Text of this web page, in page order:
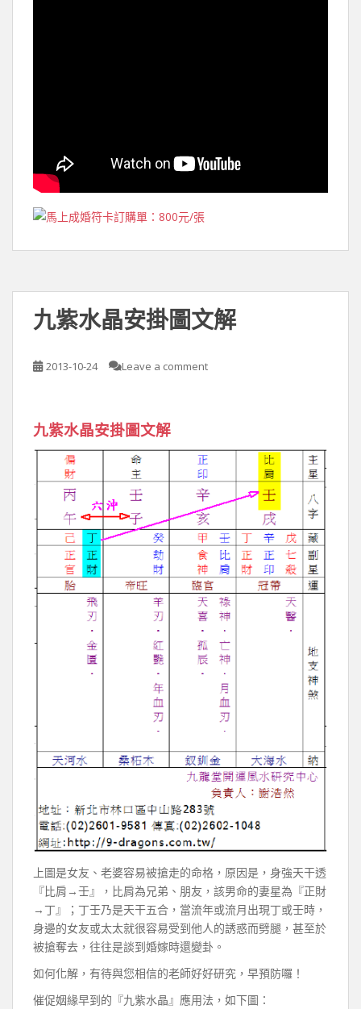
九紫水晶安掛圖文解
2013-10-24 Leave a comment
九紫水晶安掛圖文解
上圖是女友、老婆容易被搶走的命格，原因是，身強天干透
『比肩→壬』，比肩為兄弟、朋友，該男命的妻星為『正財
→丁』；丁壬乃是天干五合，當流年或流月出現丁或壬時，
身邊的女友或太太就很容易受到他人的誘惑而劈腿，甚至於
被搶奪去，往往是談到婚嫁時還變卦。
如何化解，有待與您相信的老師好好研究，早預防囉！
催促姻緣早到的『九紫水晶』應用法，如下圖：